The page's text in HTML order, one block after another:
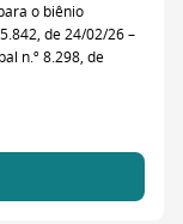
o biênio
de 24/02/26 –
n.º 8.298, de